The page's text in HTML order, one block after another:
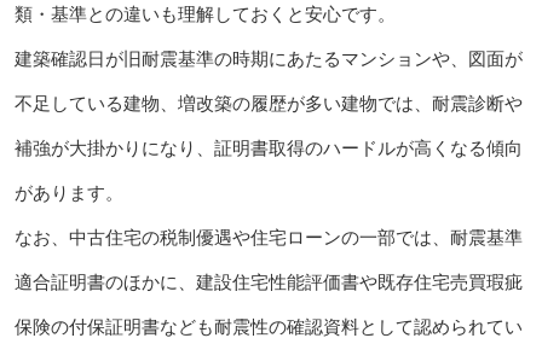
類・基準との違いも理解しておくと安心です。
建築確認日が旧耐震基準の時期にあたるマンションや、図面が
不足している建物、増改築の履歴が多い建物では、耐震診断や
補強が大掛かりになり、証明書取得のハードルが高くなる傾向
があります。
なお、中古住宅の税制優遇や住宅ローンの一部では、耐震基準
適合証明書のほかに、建設住宅性能評価書や既存住宅売買瑕疵
保険の付保証明書なども耐震性の確認資料として認められてい